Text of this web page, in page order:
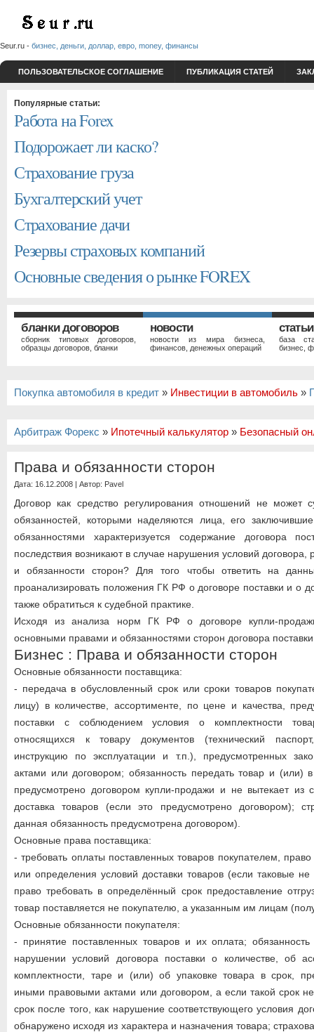
Seur.ru - бизнес, деньги, доллар, евро, money, финансы
ПОЛЬЗОВАТЕЛЬСКОЕ СОГЛАШЕНИЕ ПУБЛИКАЦИЯ СТАТЕЙ
Популярные статьи:
Работа на Forex
Подорожает ли каско?
Страхование груза
Бухгалтерский учет
Страхование дачи
Резервы страховых компаний
Основные сведения о рынке FOREX
бланки договоров
сборник типовых договоров,
образцы договоров, бланки
новости
новости из мира бизнеса,
финансов, денежных операций
статьи
база
бизнес,
Покупка автомобиля в кредит » Инвестиции в автомобиль »
Арбитраж Форекс » Ипотечный калькулятор » Безопасный
Права и обязанности сторон
Дата: 16.12.2008 | Автор: Pavel
Договор как средство регулирования отношений не может
обязанностей, которыми наделяются лица, его
обязанностями характеризуется содержание договора
последствия возникают в случае нарушения условий
и обязанности сторон? Для того чтобы ответить на
проанализировать положения ГК РФ о договоре поставки и о
также обратиться к судебной практике.
Исходя из анализа норм ГК РФ о договоре купли-
основными правами и обязанностями сторон договора
Бизнес : Права и обязанности сторон
Основные обязанности поставщика:
- передача в обусловленный срок или сроки товаров
лицу) в количестве, ассортименте, по цене и качества,
поставки с соблюдением условия о комплектности
относящихся к товару документов (технический
инструкцию по эксплуатации и т.п.), предусмотренных
актами или договором; обязанность передать товар и (или)
предусмотрено договором купли-продажи и не вытекает из
доставка товаров (если это предусмотрено договором);
данная обязанность предусмотрена договором).
Основные права поставщика:
- требовать оплаты поставленных товаров покупателем,
или определения условий доставки товаров (если таковые
право требовать в определённый срок предоставление
товар поставляется не покупателю, а указанным им лицам
Основные обязанности покупателя:
- принятие поставленных товаров и их оплата; обязанность
нарушении условий договора поставки о количестве, об
комплектности, таре и (или) об упаковке товара в срок,
иными правовыми актами или договором, а если такой срок
срок после того, как нарушение соответствующего условия
обнаружено исходя из характера и назначения товара;